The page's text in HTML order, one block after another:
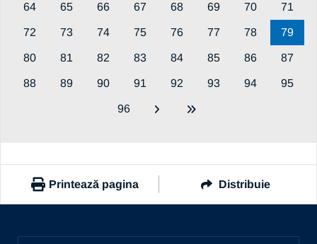
64 65 66 67 68 69 70 71
72 73 74 75 76 77 78 79
80 81 82 83 84 85 86 87
88 89 90 91 92 93 94 95
96
Printează pagina Distribuie